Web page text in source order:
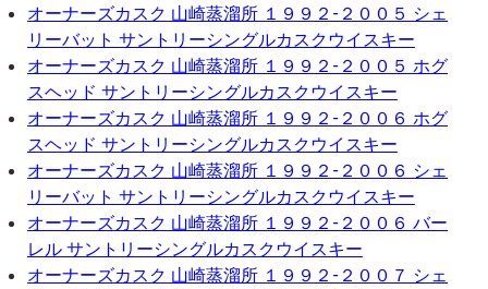
オーナーズカスク 山崎蒸溜所 １９９２-２００５ シェ
リーバット サントリーシングルカスクウイスキー
オーナーズカスク 山崎蒸溜所 １９９２-２００５ ホグ
スヘッド サントリーシングルカスクウイスキー
オーナーズカスク 山崎蒸溜所 １９９２-２００６ ホグ
スヘッド サントリーシングルカスクウイスキー
オーナーズカスク 山崎蒸溜所 １９９２-２００６ シェ
リーバット サントリーシングルカスクウイスキー
オーナーズカスク 山崎蒸溜所 １９９２-２００６ バー
レル サントリーシングルカスクウイスキー
オーナーズカスク 山崎蒸溜所 １９９２-２００７ シェ